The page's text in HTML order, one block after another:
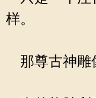
样。
那尊古神雕